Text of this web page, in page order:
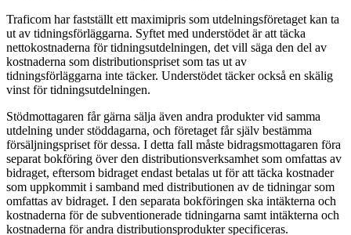
Traficom har fastställt ett maximipris som utdelningsföretaget kan ta
ut av tidningsförläggarna. Syftet med understödet är att täcka
nettokostnaderna för tidningsutdelningen, det vill säga den del av
kostnaderna som distributionspriset som tas ut av
tidningsförläggarna inte täcker. Understödet täcker också en skälig
vinst för tidningsutdelningen.
Stödmottagaren får gärna sälja även andra produkter vid samma
utdelning under stöddagarna, och företaget får själv bestämma
försäljningspriset för dessa. I detta fall måste bidragsmottagaren föra
separat bokföring över den distributionsverksamhet som omfattas av
bidraget, eftersom bidraget endast betalas ut för att täcka kostnader
som uppkommit i samband med distributionen av de tidningar som
omfattas av bidraget. I den separata bokföringen ska intäkterna och
kostnaderna för de subventionerade tidningarna samt intäkterna och
kostnaderna för andra distributionsprodukter specificeras.